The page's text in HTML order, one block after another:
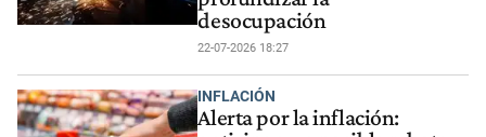
desocupación
22-07-2026 18:27
INFLACIÓN
Alerta por la inflación: